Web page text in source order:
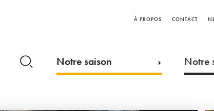
À PROPOS CONTACT
Notre saison Notre